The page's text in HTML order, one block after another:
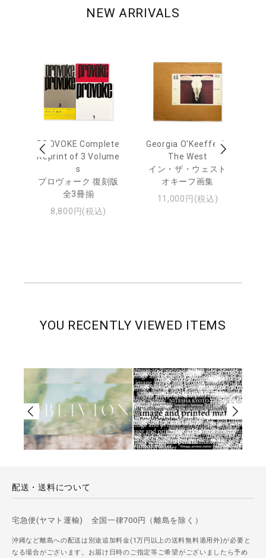
NEW ARRIVALS
PROVOKE Complete
Reprint of 3 Volume
s
プロヴォーク 復刻版
全3冊揃
8,800円(税込)
Georgia O'Keeffe: In
The West
イン・ザ・ウェスト
オキーフ画集
11,000円(税込)
YOU RECENTLY VIEWED ITEMS
配送・送料について
宅急便(ヤマト運輸) 全国一律700円（離島を除く）
沖縄など離島への配送は別途追加料金(1万円以上の送料無料適用外)が必要と
なる場合がございます。お届け日時のご指定等ご希望がございましたら予め